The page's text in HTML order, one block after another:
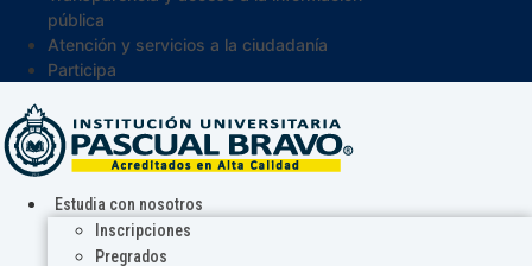
pública
Atención y servicios a la ciudadanía
Participa
Estudia con nosotros
Inscripciones
Pregrados